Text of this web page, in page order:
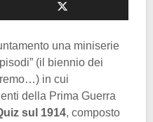
una miniserie
(il biennio dei
in cui
della Prima Guerra
sul 1914, composto